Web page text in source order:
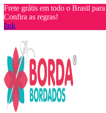
Frete grátis em todo o Brasil
Confira as regras!
link